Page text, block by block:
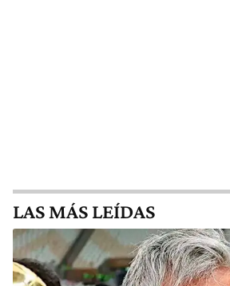
LAS MÁS LEÍDAS